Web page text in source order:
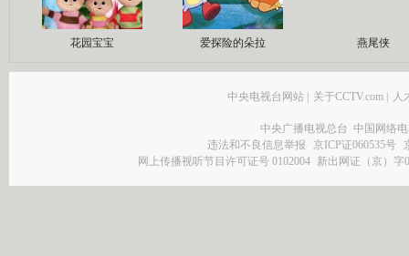
花园宝宝 爱探险的朵拉 燕尾侠
中央电视台网站 | 关于CCTV.com | 人
中央广播电视总台 中国网络
违法和不良信息举报
京ICP证060535号
网上传播视听节目许可证号 0102004 新出网证（京）